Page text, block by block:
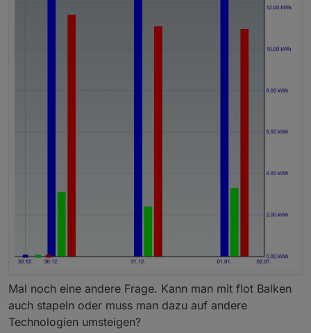
Mal noch eine andere Frage. Kann man mit flot Balken
auch stapeln oder muss man dazu auf andere
Technologien umsteigen?